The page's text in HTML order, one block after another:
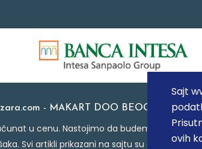
Sajt
ovih
- MAKART DOO BEOGRAD
u cenu. Nastojimo da budemo što
Svi artikli prikazani na sajtu su deo naše